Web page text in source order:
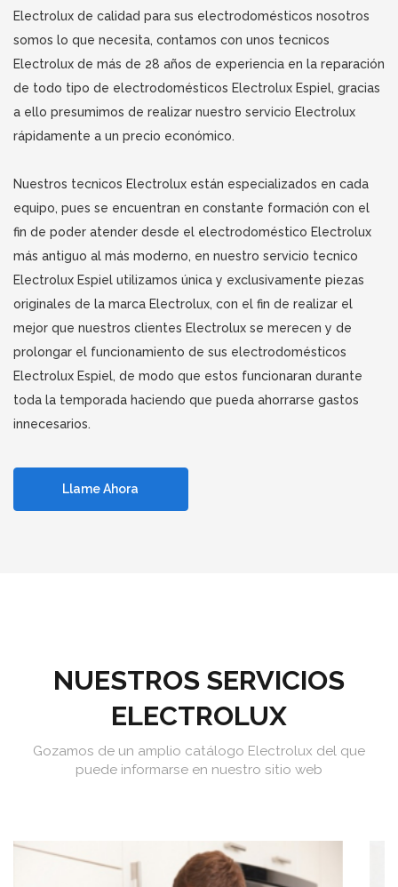
Electrolux de calidad para sus electrodomésticos nosotros
somos lo que necesita, contamos con unos tecnicos
Electrolux de más de 28 años de experiencia en la reparación
de todo tipo de electrodomésticos Electrolux Espiel, gracias
a ello presumimos de realizar nuestro servicio Electrolux
rápidamente a un precio económico.
Nuestros tecnicos Electrolux están especializados en cada
equipo, pues se encuentran en constante formación con el
fin de poder atender desde el electrodoméstico Electrolux
más antiguo al más moderno, en nuestro servicio tecnico
Electrolux Espiel utilizamos única y exclusivamente piezas
originales de la marca Electrolux, con el fin de realizar el
mejor que nuestros clientes Electrolux se merecen y de
prolongar el funcionamiento de sus electrodomésticos
Electrolux Espiel, de modo que estos funcionaran durante
toda la temporada haciendo que pueda ahorrarse gastos
innecesarios.
Llame Ahora
NUESTROS SERVICIOS
ELECTROLUX
Gozamos de un amplio catálogo Electrolux del que
puede informarse en nuestro sitio web